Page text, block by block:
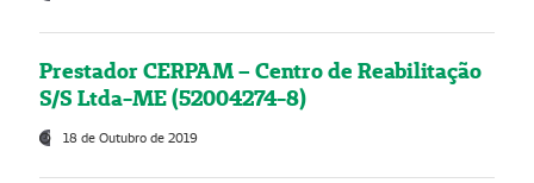
Prestador CERPAM – Centro de Reabilitação
S/S Ltda-ME (52004274-8)
18 de Outubro de 2019